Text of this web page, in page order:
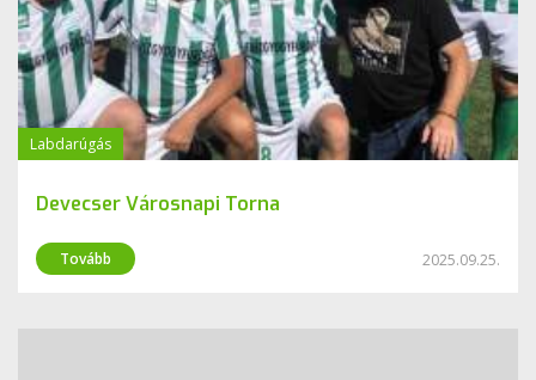
Labdarúgás
Devecser Városnapi Torna
Tovább 2025.09.25.